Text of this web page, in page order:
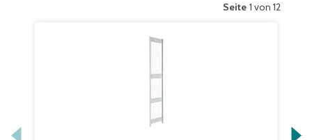
Seite 1 von 12